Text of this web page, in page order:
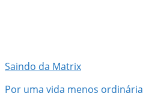
Saindo da Matrix
Por uma vida menos ordinária